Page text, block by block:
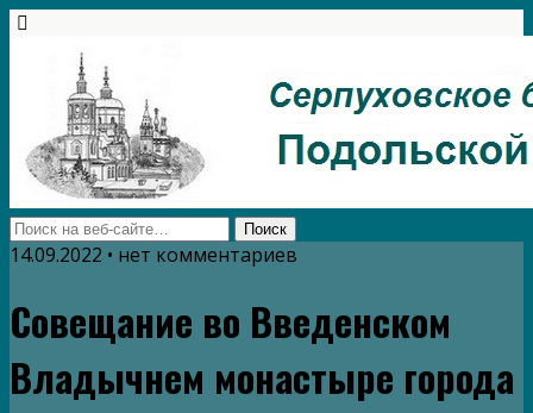
14.09.2022 • нет комментариев
Совещание во Введенском
Владычнем монастыре города